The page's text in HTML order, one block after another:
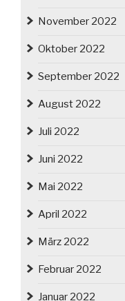
November 2022
Oktober 2022
September 2022
August 2022
Juli 2022
Juni 2022
Mai 2022
April 2022
März 2022
Februar 2022
Januar 2022